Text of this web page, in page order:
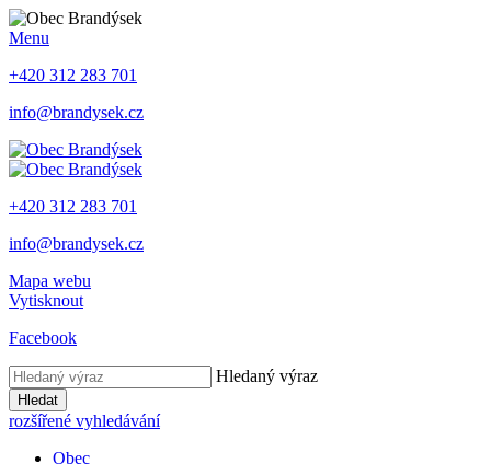
Menu
+420 312 283 701
info@brandysek.cz
+420 312 283 701
info@brandysek.cz
Mapa webu
Vytisknout
Facebook
Hledaný výraz
Hledat
rozšířené vyhledávání
Obec